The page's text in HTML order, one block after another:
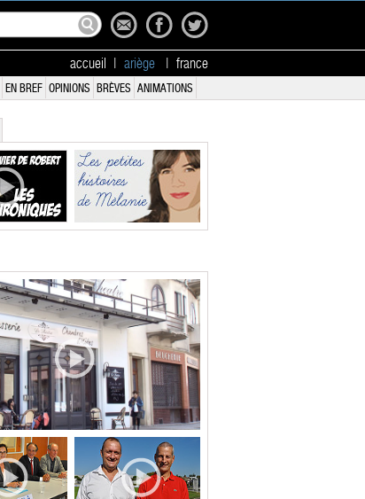
accueil ariège france
EN BREF OPINIONS BRÈVES ANIMATIONS